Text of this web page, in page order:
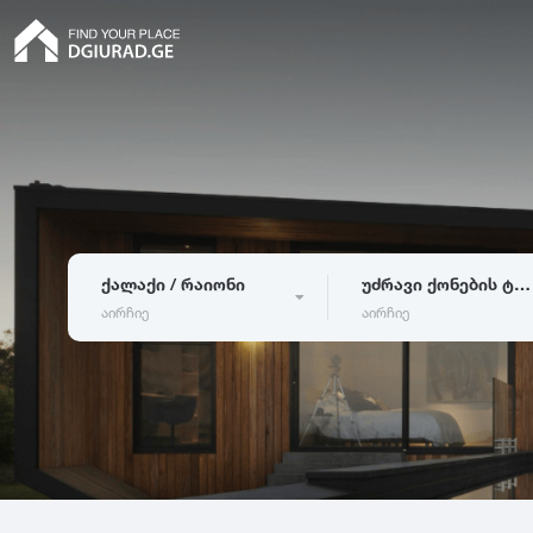
ქალაქი / რაიონი
აირჩიე
თბილისი ბათუმი
ადიგენი
ასურეთი
ახალგორი
უძრავი ქონების ტიპი
აირჩიე
კერძო სახლი
ჰოსტელი
სასტუმრო